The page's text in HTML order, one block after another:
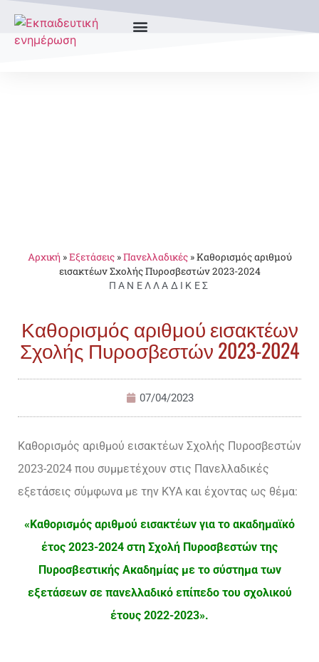
Αρχική »Εξετάσεις»Πανελλαδικές»Καθορισμός αριθμού
εισακτέων Σχολής Πυροσβεστών 2023-2024
ΠΑΝΕΛΛΑΔΙΚΈΣ
Καθορισμός αριθμού εισακτέων
Σχολής Πυροσβεστών 2023-2024
07/04/2023
Καθορισμός αριθμού εισακτέων Σχολής Πυροσβεστών
2023-2024 που συμμετέχουν στις Πανελλαδικές
εξετάσεις σύμφωνα με την ΚΥΑ και έχοντας ως θέμα:
«Καθορισμός αριθμού εισακτέων για το ακαδημαϊκό
έτος 2023-2024 στη Σχολή Πυροσβεστών της
Πυροσβεστικής Ακαδημίας με το σύστημα των
εξετάσεων σε πανελλαδικό επίπεδο του σχολικού
έτους 2022-2023».